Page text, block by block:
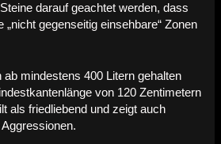
darauf geachtet werden, dass
gegenseitig einsehbare“ Zonen
ab mindestens 400 Litern gehalten
von 120 Zentimetern
als friedliebend und zeigt auch